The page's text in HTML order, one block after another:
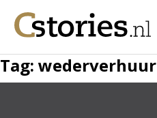
Tag: wederverhuur